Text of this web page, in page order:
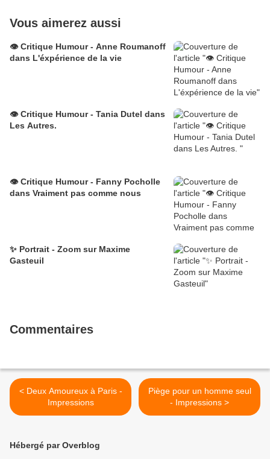
Vous aimerez aussi
👁️ Critique Humour - Anne Roumanoff
dans L'éxpérience de la vie
👁️ Critique Humour - Tania Dutel dans
Les Autres.
👁️ Critique Humour - Fanny Pocholle
dans Vraiment pas comme nous
✨ Portrait - Zoom sur Maxime
Gasteuil
Commentaires
< Deux Amoureux à Paris -
Impressions
Piège pour un homme seul
- Impressions >
Hébergé par Overblog